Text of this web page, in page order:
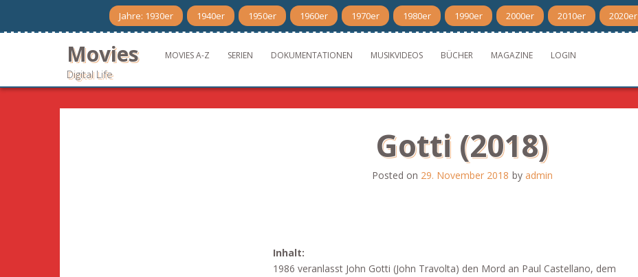
content
Jahre: 1930er 1940er 1950er 1960er 1970er 1980er 1990er 2000er 2010er 2020er
Movies
Digital Life
MOVIES A-Z SERIEN DOKUMENTATIONEN MUSIKVIDEOS BÜCHER MAGAZINE LOGIN
Gotti (2018)
Posted on 29. November 2018 by admin
Inhalt:
1986 veranlasst John Gotti (John Travolta) den Mord an Paul Castellano, dem